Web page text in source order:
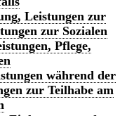
Leistungen zur
zur Sozialen
Pflege,
während der
zur Teilhabe am